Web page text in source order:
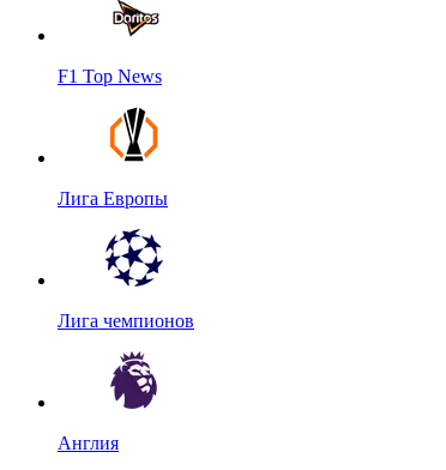
F1 Top News
Лига Европы
Лига чемпионов
Англия